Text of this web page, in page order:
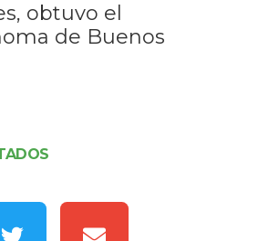
obtuvo el
de Buenos